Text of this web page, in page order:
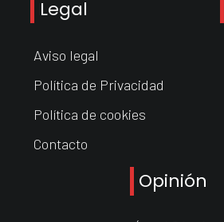
Legal
Aviso legal
Política de Privacidad
Política de cookies
Contacto
Opinión